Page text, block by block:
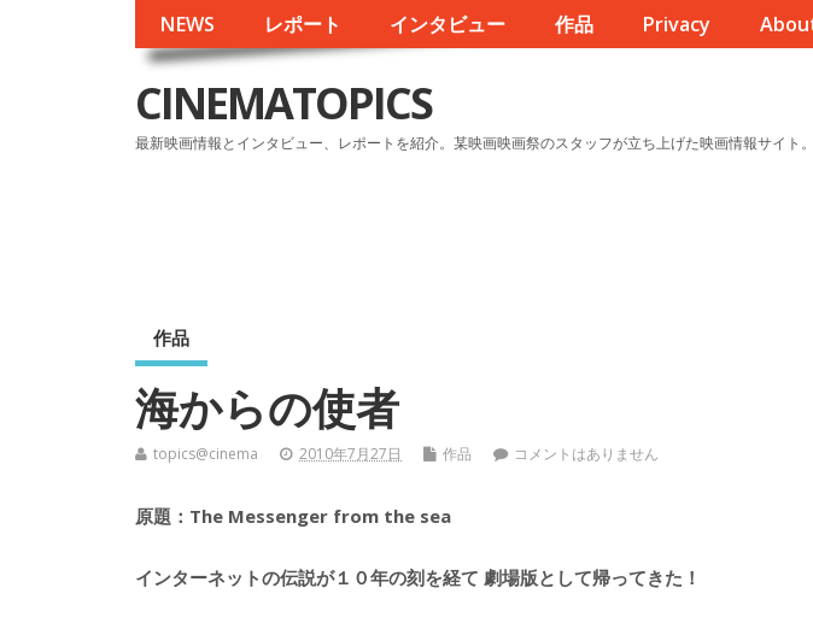
NEWS レポート インタビュー 作品 Privacy
CINEMATOPICS
最新映画情報とインタビュー、レポートを紹介。某映画映画祭のスタッフが立ち上げた映画情報サイト
作品
海からの使者
topics@cinema 2010年7月27日 作品 コメントはありません
原題：The Messenger from the sea
インターネットの伝説が１０年の刻を経て 劇場版として帰ってきた！